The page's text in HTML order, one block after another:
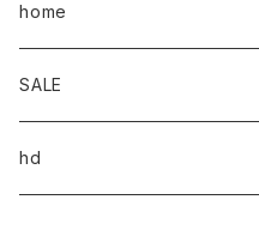
home
SALE
hd